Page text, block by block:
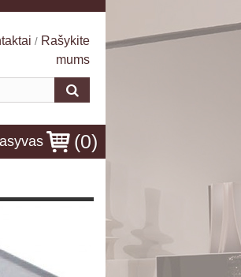
/ Rašykite
mums
(0)